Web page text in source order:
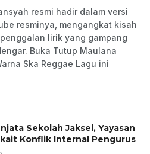
resmi hadir dalam versi
resminya, mengangkat kisah
lirik yang gampang
Buka Tutup Maulana
Ska Reggae Lagu ini
Sekolah Jaksel, Yayasan
Konflik Internal Pengurus